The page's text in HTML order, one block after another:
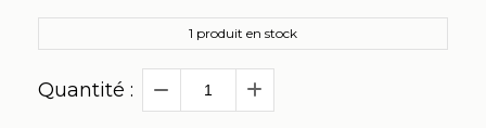
1 produit en stock
Quantité :